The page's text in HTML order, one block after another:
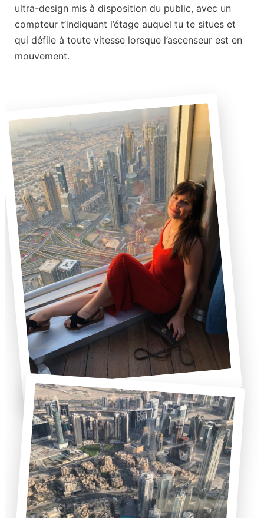
ultra-design mis à disposition du public, avec un
compteur t’indiquant l’étage auquel tu te situes et
qui défile à toute vitesse lorsque l’ascenseur est en
mouvement.